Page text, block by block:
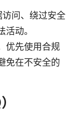
问、绕过安全
动。
优先使用合规
免在不安全的